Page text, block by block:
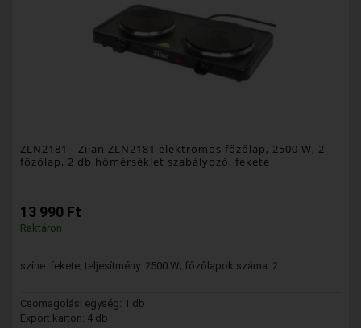
ZLN2181 - Zilan ZLN2181 elektromos főzőlap, 2500 W, 2
főzőlap, 2 db hőmérséklet szabályozó, fekete
13 990 Ft
Raktáron
színe: fekete; teljesítmény: 2500 W; főzőlapok száma: 2
Csomagolási egység: 1 db
Export karton: 4 db